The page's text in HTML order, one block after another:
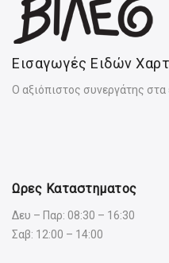
Εισαγωγές Ειδών
Ο αξιόπιστος συνεργάτης στα
Ωρες Καταστηματος
Δευ – Παρ: 08:30 – 16:30
Σαβ: 12:00 – 14:00